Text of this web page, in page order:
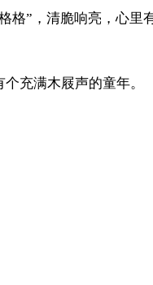
格”，清脆响亮，心里
充满木屐声的童年。